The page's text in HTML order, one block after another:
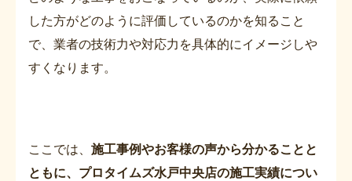
した方がどのように評価しているのかを知ること
で、業者の技術力や対応力を具体的にイメージしや
すくなります。
ここでは、 施工事例やお客様の声から分かることと
ともに、プロタイムズ水戸中央店の施工実績につい